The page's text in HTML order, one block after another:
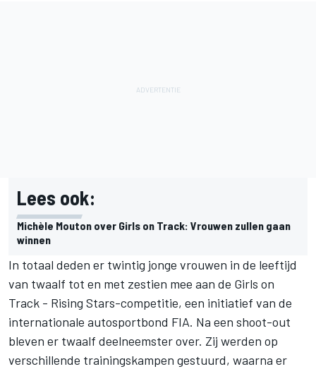
Lees ook:
Michèle Mouton over Girls on Track: Vrouwen zullen gaan
winnen
In totaal deden er twintig jonge vrouwen in de leeftijd
van twaalf tot en met zestien mee aan de Girls on
Track - Rising Stars-competitie, een initiatief van de
internationale autosportbond FIA. Na een shoot-out
bleven er twaalf deelneemster over. Zij werden op
verschillende trainingskampen gestuurd, waarna er